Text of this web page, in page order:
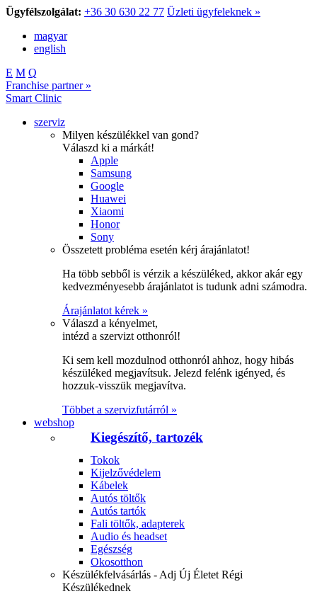
Ügyfélszolgálat: +36 30 630 22 77 Üzleti ügyfeleknek »
magyar
english
E M Q
Franchise partner »
Smart Clinic
szerviz
Milyen készülékkel van gond?
Válaszd ki a márkát!
Apple
Samsung
Google
Huawei
Xiaomi
Honor
Sony
Összetett probléma esetén kérj árajánlatot!
Ha több sebből is vérzik a készüléked, akkor akár egy
kedvezményesebb árajánlatot is tudunk adni számodra.
Árajánlatot kérek »
Válaszd a kényelmet,
intézd a szervizt otthonról!
Ki sem kell mozdulnod otthonról ahhoz, hogy hibás
készüléked megjavítsuk. Jelezd felénk igényed, és
hozzuk-visszük megjavítva.
Többet a szervizfutárról »
webshop
Kiegészítő, tartozék
Tokok
Kijelzővédelem
Kábelek
Autós töltők
Autós tartók
Fali töltők, adapterek
Audio és headset
Egészség
Okosotthon
Készülékfelvásárlás - Adj Új Életet Régi
Készülékednek